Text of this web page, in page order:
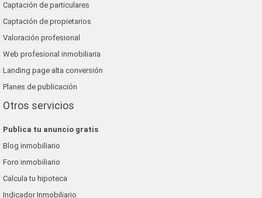
Captación de particulares
Captación de propietarios
Valoración profesional
Web profesional inmobiliaria
Landing page alta conversión
Planes de publicación
Otros servicios
Publica tu anuncio gratis
Blog inmobiliario
Foro inmobiliario
Calcula tu hipoteca
Indicador Inmobiliario